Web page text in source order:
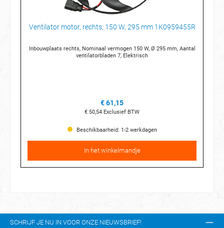
Ventilator motor, rechts, 150 W, 295 mm 1K0959455R
Inbouwplaats rechts, Nominaal vermogen 150 W, Ø 295 mm, Aantal
ventilatorbladen 7, Elektrisch
€ 61,15
€ 50,54 Exclusief BTW
Beschikbaarheid: 1-2 werkdagen
In het winkelmandje
SCHRIJF JE NU IN VOOR ONZE NIEUWSBRIEF!